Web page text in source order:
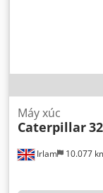
Irlam 10.077
Máy xúc
Caterpillar